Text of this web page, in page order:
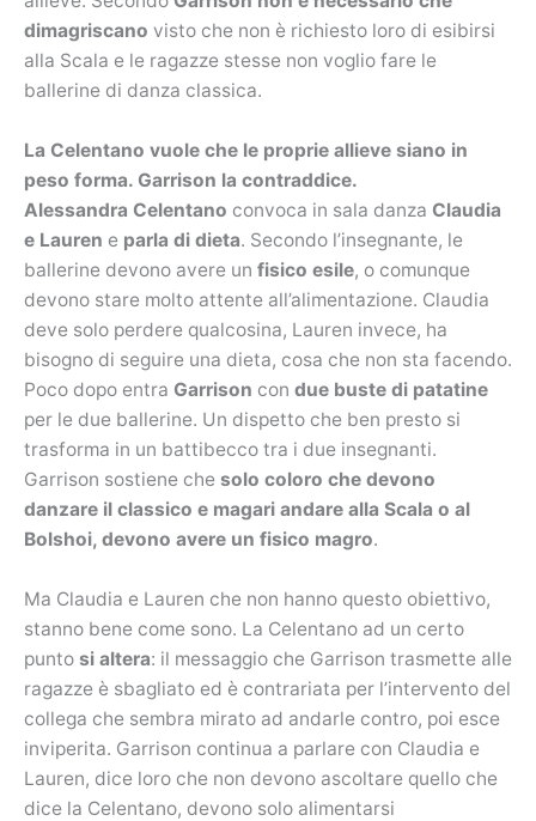
dimagriscano visto che non è richiesto loro di esibirsi
alla Scala e le ragazze stesse non voglio fare le
ballerine di danza classica.
La Celentano vuole che le proprie allieve siano in
peso forma. Garrison la contraddice.
Alessandra Celentano convoca in sala danza Claudia
e Lauren e parla di dieta. Secondo l’insegnante, le
ballerine devono avere un fisico esile, o comunque
devono stare molto attente all’alimentazione. Claudia
deve solo perdere qualcosina, Lauren invece, ha
bisogno di seguire una dieta, cosa che non sta facendo.
Poco dopo entra Garrison con due buste di patatine
per le due ballerine. Un dispetto che ben presto si
trasforma in un battibecco tra i due insegnanti.
Garrison sostiene che solo coloro che devono
danzare il classico e magari andare alla Scala o al
Bolshoi, devono avere un fisico magro.
Ma Claudia e Lauren che non hanno questo obiettivo,
stanno bene come sono. La Celentano ad un certo
punto si altera: il messaggio che Garrison trasmette alle
ragazze è sbagliato ed è contrariata per l’intervento del
collega che sembra mirato ad andarle contro, poi esce
inviperita. Garrison continua a parlare con Claudia e
Lauren, dice loro che non devono ascoltare quello che
dice la Celentano, devono solo alimentarsi